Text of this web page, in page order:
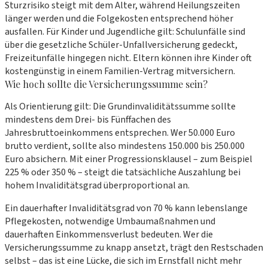
Sturzrisiko steigt mit dem Alter, während Heilungszeiten
länger werden und die Folgekosten entsprechend höher
ausfallen. Für Kinder und Jugendliche gilt: Schulunfälle sind
über die gesetzliche Schüler-Unfallversicherung gedeckt,
Freizeitunfälle hingegen nicht. Eltern können ihre Kinder oft
kostengünstig in einem Familien-Vertrag mitversichern.
Wie hoch sollte die Versicherungssumme sein?
Als Orientierung gilt: Die Grundinvaliditätssumme sollte
mindestens dem Drei- bis Fünffachen des
Jahresbruttoeinkommens entsprechen. Wer 50.000 Euro
brutto verdient, sollte also mindestens 150.000 bis 250.000
Euro absichern. Mit einer Progressionsklausel – zum Beispiel
225 % oder 350 % – steigt die tatsächliche Auszahlung bei
hohem Invaliditätsgrad überproportional an.
Ein dauerhafter Invaliditätsgrad von 70 % kann lebenslange
Pflegekosten, notwendige Umbaumaßnahmen und
dauerhaften Einkommensverlust bedeuten. Wer die
Versicherungssumme zu knapp ansetzt, trägt den Restschaden
selbst – das ist eine Lücke, die sich im Ernstfall nicht mehr